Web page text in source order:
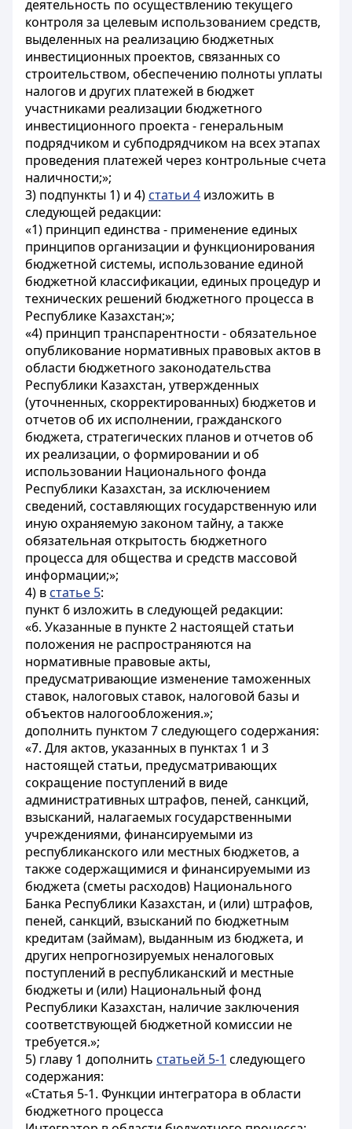
деятельность по осуществлению текущего
контроля за целевым использованием средств,
выделенных на реализацию бюджетных
инвестиционных проектов, связанных со
строительством, обеспечению полноты уплаты
налогов и других платежей в бюджет
участниками реализации бюджетного
инвестиционного проекта - генеральным
подрядчиком и субподрядчиком на всех этапах
проведения платежей через контрольные счета
наличности;»;
3) подпункты 1) и 4) статьи 4 изложить в
следующей редакции:
«1) принцип единства - применение единых
принципов организации и функционирования
бюджетной системы, использование единой
бюджетной классификации, единых процедур и
технических решений бюджетного процесса в
Республике Казахстан;»;
«4) принцип транспарентности - обязательное
опубликование нормативных правовых актов в
области бюджетного законодательства
Республики Казахстан, утвержденных
(уточненных, скорректированных) бюджетов и
отчетов об их исполнении, гражданского
бюджета, стратегических планов и отчетов об
их реализации, о формировании и об
использовании Национального фонда
Республики Казахстан, за исключением
сведений, составляющих государственную или
иную охраняемую законом тайну, а также
обязательная открытость бюджетного
процесса для общества и средств массовой
информации;»;
4) в статье 5:
пункт 6 изложить в следующей редакции:
«6. Указанные в пункте 2 настоящей статьи
положения не распространяются на
нормативные правовые акты,
предусматривающие изменение таможенных
ставок, налоговых ставок, налоговой базы и
объектов налогообложения.»;
дополнить пунктом 7 следующего содержания:
«7. Для актов, указанных в пунктах 1 и 3
настоящей статьи, предусматривающих
сокращение поступлений в виде
административных штрафов, пеней, санкций,
взысканий, налагаемых государственными
учреждениями, финансируемыми из
республиканского или местных бюджетов, а
также содержащимися и финансируемыми из
бюджета (сметы расходов) Национального
Банка Республики Казахстан, и (или) штрафов,
пеней, санкций, взысканий по бюджетным
кредитам (займам), выданным из бюджета, и
других непрогнозируемых неналоговых
поступлений в республиканский и местные
бюджеты и (или) Национальный фонд
Республики Казахстан, наличие заключения
соответствующей бюджетной комиссии не
требуется.»;
5) главу 1 дополнить статьей 5-1 следующего
содержания:
«Статья 5-1. Функции интегратора в области
бюджетного процесса